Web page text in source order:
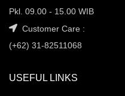
Pkl. 09.00 - 15.00 WIB
Customer Care :
(+62) 31-82511068
USEFUL LINKS